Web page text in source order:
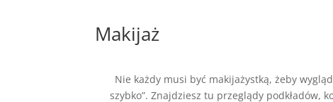
Makijaż
Nie każdy musi być makijażystką, żeby
szybko”. Znajdziesz tu przeglądy podkładów,